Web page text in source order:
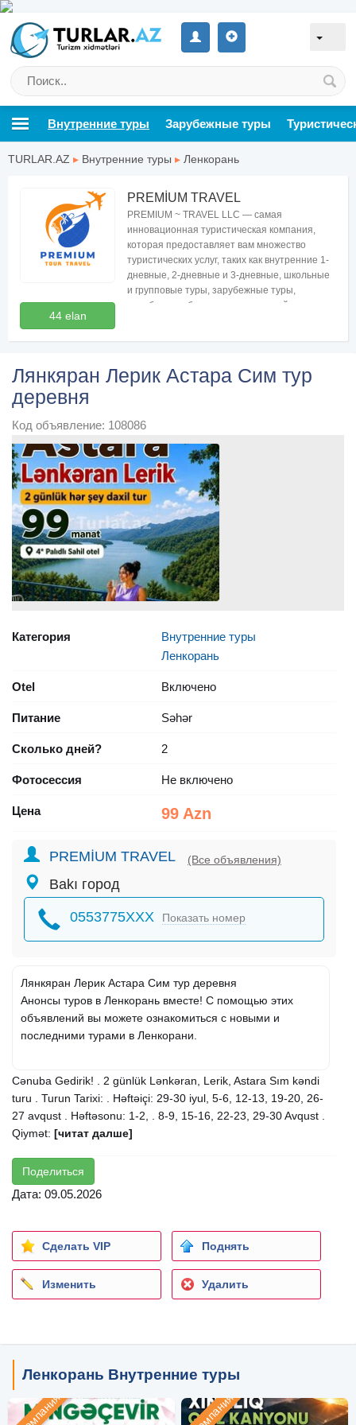
Внутренние туры Зарубежные туры
TURLAR.AZ ▸ Внутренние туры ▸ Ленкорань
44 elan
PREMİUM TRAVEL
PREMIUM ~ TRAVEL LLC — самая
инновационная туристическая компания,
которая предоставляет вам множество
туристических услуг, таких как внутренние 1-
дневные, 2-дневные и 3-дневные, школьные
и групповые туры, зарубежные туры,
авиабилеты, бронирование отелей, визы.
Лянкяран Лерик Астара Сим тур
деревня
Код объявление: 108086
Категория
Внутренние туры
Ленкорань
Otel Включено
Питание Səhər
Сколько дней? 2
Фотосессия Не включено
Цена 99 Azn
PREMİUM TRAVEL (Все объявления)
Bakı город
0553775XXX Показать номер
Лянкяран Лерик Астара Сим тур деревня
Анонсы туров в Ленкорань вместе! С помощью этих
объявлений вы можете ознакомиться с новыми и
последними турами в Ленкорани.
Cənuba Gedirik! . 2 günlük Lənkəran, Lerik, Astara Sım kəndi
turu . Turun Tarixi: . Həftəiçi: 29-30 iyul, 5-6, 12-13, 19-20, 26-
27 avqust . Həftəsonu: 1-2, . 8-9, 15-16, 22-23, 29-30 Avqust .
Qiymət: [читат далше]
Поделиться
Дата: 09.05.2026
Сделать VIP Поднять
Изменить Удалить
Ленкорань Внутренние туры
Компания Компания